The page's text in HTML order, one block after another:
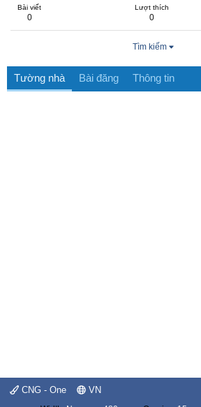
Bài viết
0
Lượt thích
0
Tìm kiếm
Tường nhà Bài đăng Thông tin
CNG - One VN